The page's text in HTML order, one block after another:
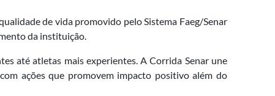
de vida promovido pelo Sistema Faeg/Senar
da instituição.
até atletas mais experientes. A Corrida Senar une
ações que promovem impacto positivo além do